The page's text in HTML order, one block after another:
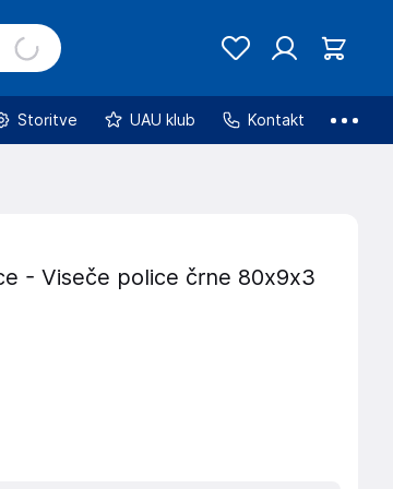
Storitve UAU klub Kontakt
- Viseče police črne 80x9x3